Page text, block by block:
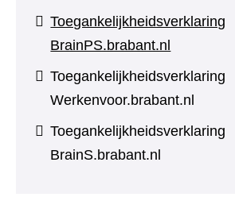
Toegankelijkheidsverklaring
BrainPS.brabant.nl
Toegankelijkheidsverklaring
Werkenvoor.brabant.nl
Toegankelijkheidsverklaring
BrainS.brabant.nl